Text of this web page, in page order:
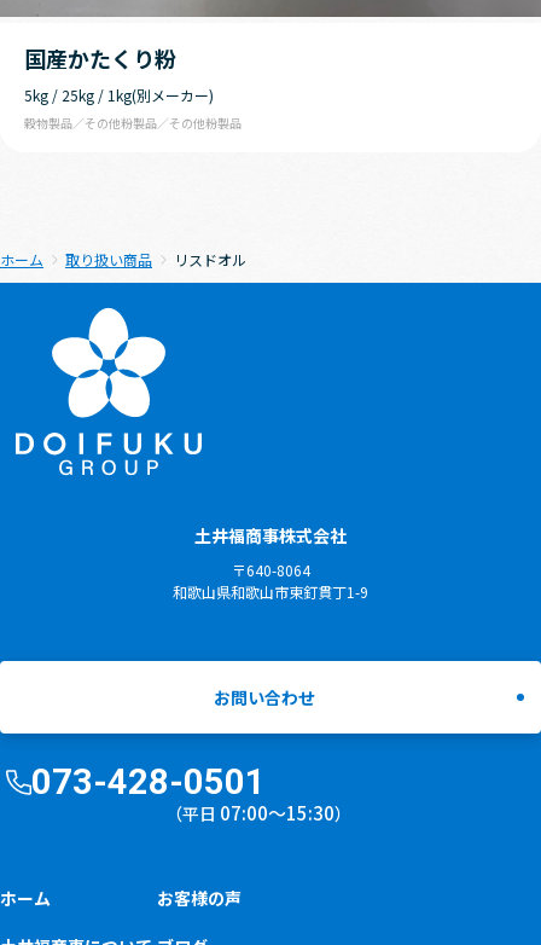
国産かたくり粉
5kg / 25kg / 1kg(別メーカー)
穀物製品 その他粉製品 その他粉製品
ホーム 取り扱い商品 リスドオル
土井福商事株式会社
〒640-8064
和歌山県和歌山市東釘貫丁1-9
お問い合わせ
073-428-0501
（平日 07:00〜15:30）
ホーム
お客様の声